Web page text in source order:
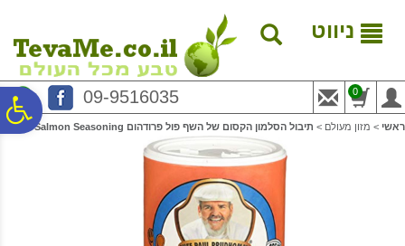
נגישות
המרכזי
ניווט
09-9516035 0
ראשי > מזון מעולם > תיבול הסלמון הקסום של השף פול פרודהום Magic Salmon Seasoning